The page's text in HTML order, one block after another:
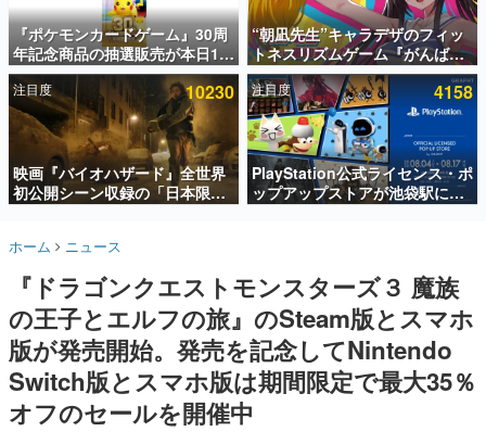
アプリセール情報
インタビュー
連載・特集一覧
殿堂入り記事
SNS拡散数が数千以上！ ページビュー数万以上！ などな
ど。多くの人々に読まれた、電ファミ渾身の“殿堂入り”記
事をまとめました。
名作ゲームクリエイターの方々に製作時のエピソードをお
きます。
赫本
この物語を解いてはいけない。『赫本』は、〈試験問題〉
の形をした短編ホラー小説集です。
新世代に訊く
これからのデジタルゲーム市場を担う若きクリエイター達
『ポケモンカードゲーム』30周
年記念商品の抽選販売が本日12
時より開始。拡張パック「30th
CELEBRATION」のボックス
に、「プレミアムデッキセット
エーフィ・ブラッキー」
「FUTURISTIC BOX」の計3商
品
“朝凪先生”キャラデザのフィッ
トネスリズムゲーム『がんば
れ！チアリズム』Steamストア
ページが公開。キャラクターの
CVは陽向葵ゅかさん
注目度 10230
映画『バイオハザード』全世界
初公開シーン収録の「日本限
定」予告映像が解禁。バイオの
「ラクーンシティ総合病院」へ
注目度 4158
PlayStation公式ライセンス・ポ
ップアップストアが池袋駅にて
期間限定で開催。夏のアパレル
ホーム ニュース
『ドラゴンクエストモンスターズ３ 魔族
の王子とエルフの旅』のSteam版とスマホ
版が発売開始。発売を記念してNintendo
Switch版とスマホ版は期間限定で最大35％
オフのセールを開催中